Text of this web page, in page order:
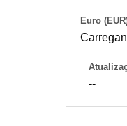
Euro
--